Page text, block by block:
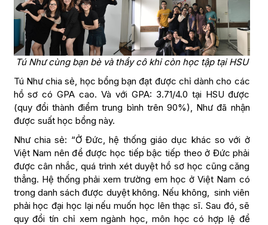
Tú Như cùng bạn bè và thầy cô khi còn học tập tại HSU
Tú Như chia sẻ, học bổng bạn đạt được chỉ dành cho các
hồ sơ có GPA cao. Và với GPA: 3.71/4.0 tại HSU được
(quy đổi thành điểm trung bình trên 90%), Như đã nhận
được suất học bổng này.
Như chia sẻ: “Ở Đức, hệ thống giáo dục khác so với ở
Việt Nam nên để được học tiếp bậc tiếp theo ở Đức phải
được cân nhắc, quá trình xét duyệt hồ sơ học cũng căng
thẳng. Hệ thống phải xem trường em học ở Việt Nam có
trong danh sách được duyệt không. Nếu không, sinh viên
phải học đại học lại nếu muốn học lên thạc sĩ. Sau đó, sẽ
quy đổi tín chỉ xem ngành học, môn học có hợp lệ để